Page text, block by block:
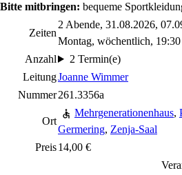
Bitte mitbringen: bequeme
Zeiten
2 Abende, 31.08.2026,
Montag, wöchentlich,
Anzahl
2 Termin(e)
LeitungJoanne Wimmer
Nummer261.3356a
Ort
Mehrgenerationenhaus,
Germering, Zenja-Saal
Preis14,00 €